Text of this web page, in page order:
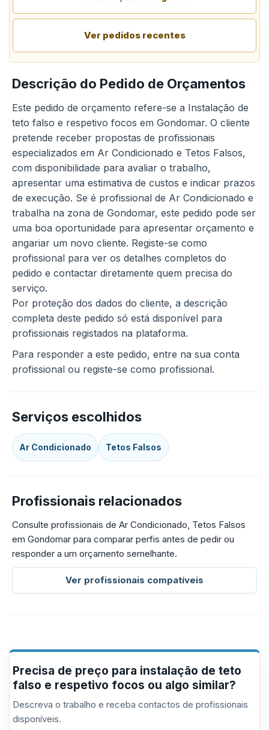
Ver pedidos recentes
Descrição do Pedido de Orçamentos
Este pedido de orçamento refere-se a Instalação de
teto falso e respetivo focos em Gondomar. O cliente
pretende receber propostas de profissionais
especializados em Ar Condicionado e Tetos Falsos,
com disponibilidade para avaliar o trabalho,
apresentar uma estimativa de custos e indicar prazos
de execução. Se é profissional de Ar Condicionado e
trabalha na zona de Gondomar, este pedido pode ser
uma boa oportunidade para apresentar orçamento e
angariar um novo cliente. Registe-se como
profissional para ver os detalhes completos do
pedido e contactar diretamente quem precisa do
serviço.
Por proteção dos dados do cliente, a descrição
completa deste pedido só está disponível para
profissionais registados na plataforma.
Para responder a este pedido, entre na sua conta
profissional ou registe-se como profissional.
Serviços escolhidos
Ar Condicionado Tetos Falsos
Profissionais relacionados
Consulte profissionais de Ar Condicionado, Tetos Falsos
em Gondomar para comparar perfis antes de pedir ou
responder a um orçamento semelhante.
Ver profissionais compatíveis
Precisa de preço para instalação de teto
falso e respetivo focos ou algo similar?
Descreva o trabalho e receba contactos de profissionais
disponíveis.